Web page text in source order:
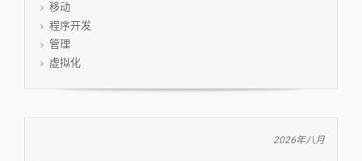
移动
程序开发
管理
虚拟化
2026年八月